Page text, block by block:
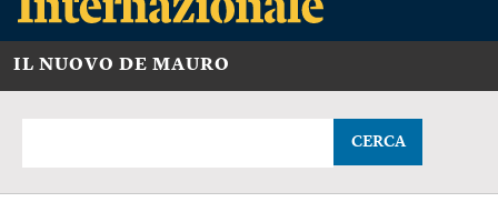
IL NUOVO DE MAURO
CERCA